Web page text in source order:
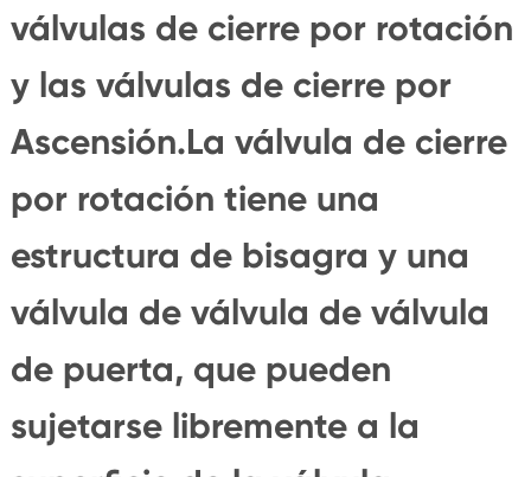
válvulas de cierre por rotación
y las válvulas de cierre por
Ascensión.La válvula de cierre
por rotación tiene una
estructura de bisagra y una
válvula de válvula de válvula
de puerta, que pueden
sujetarse libremente a la